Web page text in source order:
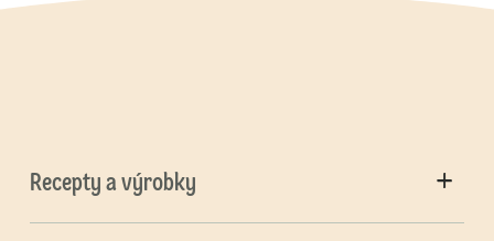
Recepty a výrobky